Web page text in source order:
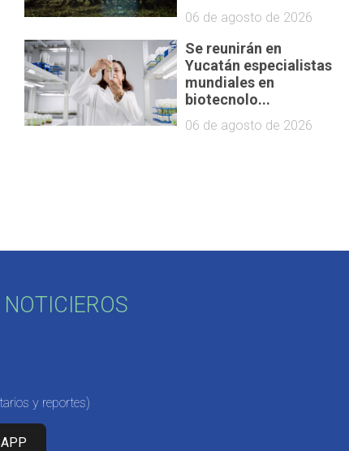
06 de agosto de 2026
Se reunirán en
Yucatán especialistas
mundiales en
biotecnolo...
06 de agosto de 2026
y reportes)